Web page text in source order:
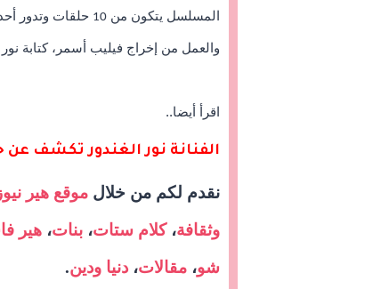
المسلسل يتكون من 10 حلقات وتدور
والعمل من إخراج فيليب أسمر، كتابة
اقرأ أيضا..
الفنانة نور الغندور تكشف عن
نقدم لكم من خلال موقع هير نيوز
وثقافة،كلام ستات، بنات، هير
شو، مقالات، دنيا ودين.